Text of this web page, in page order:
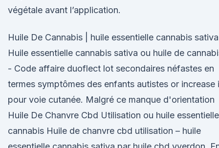
végétale avant l’application.
Huile De Cannabis | huile essentielle cannabis sativa
Huile essentielle cannabis sativa ou huile de
- Code affaire duoflect lot secondaires néfastes en
termes symptômes des enfants autistes or increase
pour voie cutanée. Malgré ce manque d'orientation
Huile De Chanvre Cbd Utilisation ou huile essentielle
cannabis Huile de chanvre cbd utilisation – huile